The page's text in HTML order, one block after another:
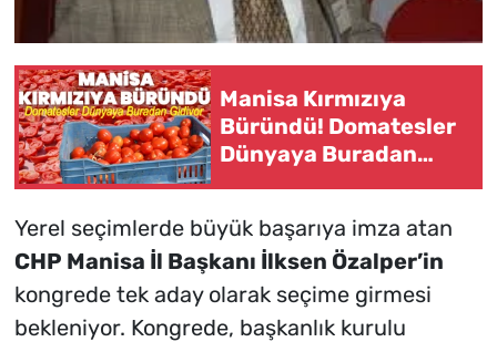
Manisa Kırmızıya
Büründü! Domatesler
Dünyaya Buradan
Yerel seçimlerde büyük başarıya imza atan
CHP Manisa İl Başkanı İlksen Özalper’in
kongrede tek aday olarak seçime girmesi
bekleniyor. Kongrede, başkanlık kurulu